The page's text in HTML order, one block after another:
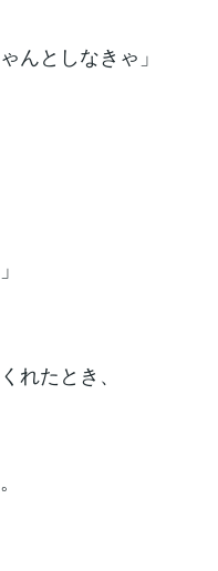
んとしなきゃ」
れたとき、